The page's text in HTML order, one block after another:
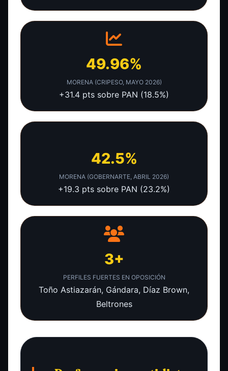
49.96%
MORENA (CRIPESO, MAYO 2026)
+31.4 pts sobre PAN (18.5%)
42.5%
MORENA (GOBERNARTE, ABRIL 2026)
+19.3 pts sobre PAN (23.2%)
3+
PERFILES FUERTES EN OPOSICIÓN
Toño Astiazarán, Gándara, Díaz Brown,
Beltrones